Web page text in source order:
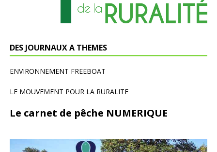
DES JOURNAUX A THEMES
ENVIRONNEMENT FREEBOAT
LE MOUVEMENT POUR LA RURALITE
Le carnet de pêche NUMERIQUE